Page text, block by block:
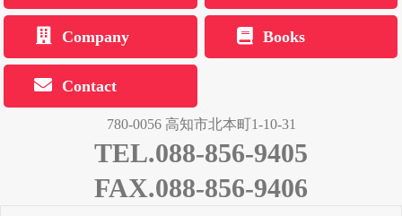
Company Books
Contact
780-0056 高知市北本町1-10-31
TEL.088-856-9405
FAX.088-856-9406